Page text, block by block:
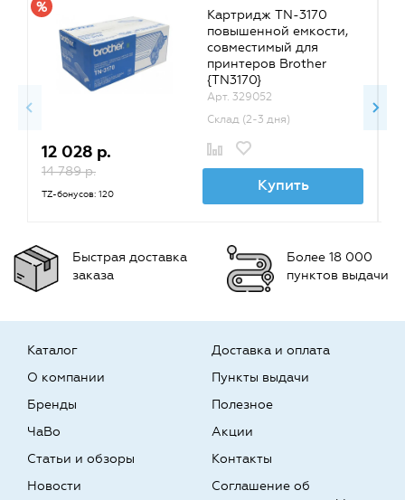
Картридж TN-3170
повышенной емкости,
совместимый для
принтеров Brother
{TN3170}
Арт. 329052
Склад (2-3 дня)
12 028 р.
14 789 р.
TZ-бонусов: 120
Купить
Быстрая доставка
заказа
Более 18 000
пунктов выдачи
Каталог
О компании
Бренды
Доставка и оплата
Пункты выдачи
Полезное
ЧаВо
Статьи и обзоры
Новости
Акции
Контакты
Соглашение об